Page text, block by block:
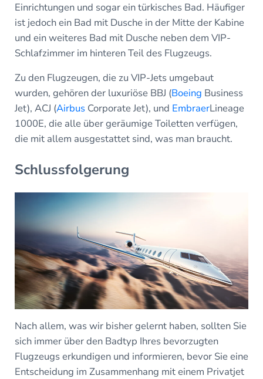
Einrichtungen und sogar ein türkisches Bad. Häufiger
ist jedoch ein Bad mit Dusche in der Mitte der Kabine
und ein weiteres Bad mit Dusche neben dem VIP-
Schlafzimmer im hinteren Teil des Flugzeugs.
Zu den Flugzeugen, die zu VIP-Jets umgebaut
wurden, gehören der luxuriöse BBJ (Boeing Business
Jet), ACJ (AirbusCorporate Jet), und EmbraerLineage
1000E, die alle über geräumige Toiletten verfügen,
die mit allem ausgestattet sind, was man braucht.
Schlussfolgerung
Nach allem, was wir bisher gelernt haben, sollten Sie
sich immer über den Badtyp Ihres bevorzugten
Flugzeugs erkundigen und informieren, bevor Sie eine
Entscheidung im Zusammenhang mit einem Privatjet